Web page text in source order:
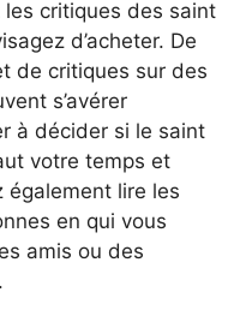
critiques des saint
d’acheter. De
de critiques sur des
s’avérer
à décider si le saint
votre temps et
également lire les
en qui vous
amis ou des